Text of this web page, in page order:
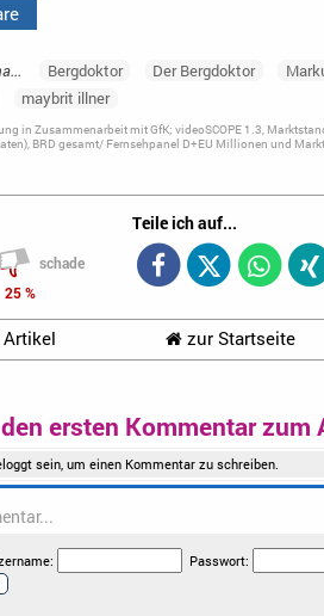
Bergdoktor Der Bergdoktor
maybrit illner
in Zusammenarbeit mit GfK; videoSCOPE 1.3,
BRD gesamt/ Fernsehpanel D+EU Millionen und
schade
25 %
Teile ich auf...
zur Startseite
ersten Kommentar zum